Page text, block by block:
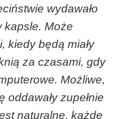
wydawało
kapsle. Może
kiedy będą miały
za czasami, gdy
Możliwe,
zupełnie
naturalne, każde